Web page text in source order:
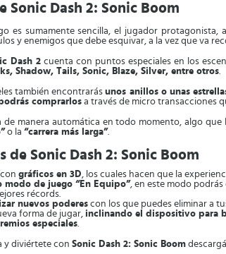
Sonic Dash 2: Sonic Boom
es sumamente sencilla, el jugador protagonista,
y enemigos que debe esquivar, a la vez que va
Dash 2 cuenta con puntos especiales en los
Shadow, Tails, Sonic, Blaze, Silver, entre otros.
también encontrarásunos anillos o unas
comprarlos a través de micro transacciones
de manera automática en todo momento, algo
o la “carrera más larga”.
de Sonic Dash 2: Sonic Boom
gráficos en 3D, los cuales hacen que la
modo de juego “En Equipo”, en este modo
récords.
nuevos poderes con los que puedes eliminar a
forma de jugar, inclinando el dispositivo para
especiales.
y diviértete con Sonic Dash 2: Sonic Boom